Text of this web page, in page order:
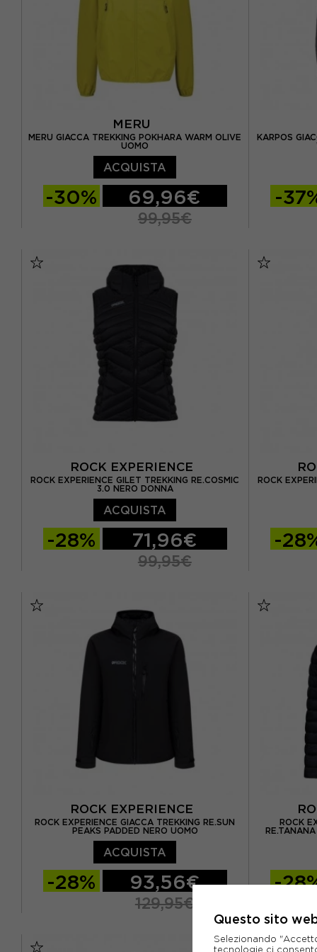
MERU
MERU GIACCA TREKKING POKHARA WARM OLIVE
UOMO
ACQUISTA
-30% 69,96€
99,95€
KARPOS
-
ROCK EXPERIENCE
ROCK EXPERIENCE GILET TREKKING RE.COSMIC
3.0 NERO DONNA
ACQUISTA
-28% 71,96€
99,95€
ROCK
-
ROCK EXPERIENCE
ROCK EXPERIENCE GIACCA TREKKING RE.SUN
PEAKS PADDED NERO UOMO
ACQUISTA
-28% 93,56€
129,95€
ROCK
S M
-
Questo sito
Selezionando
tecnologie ci